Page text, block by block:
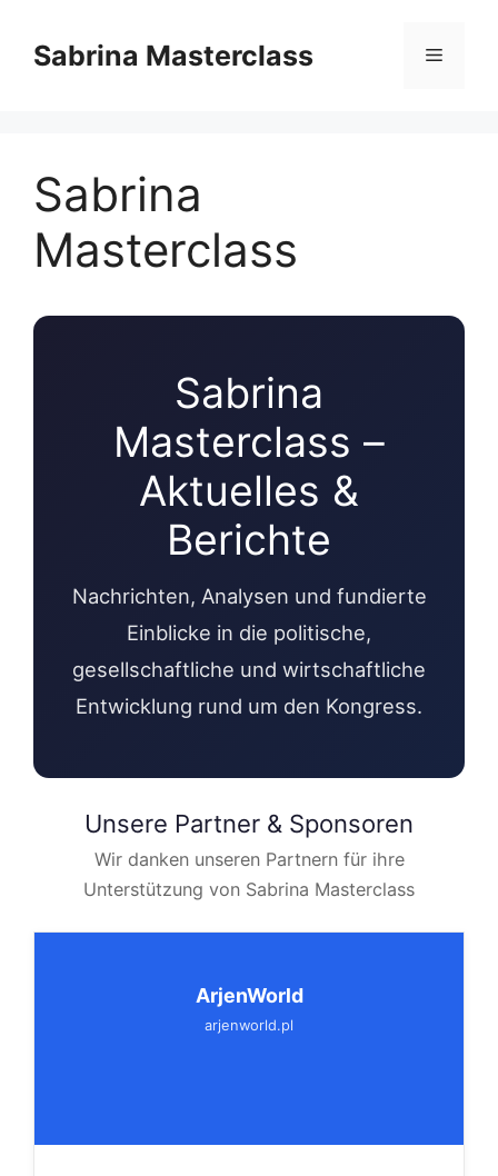
Inhalt
springen
Sabrina Masterclass Menü
Sabrina
Masterclass
Sabrina
Masterclass –
Aktuelles &
Berichte
Nachrichten, Analysen und fundierte
Einblicke in die politische,
gesellschaftliche und wirtschaftliche
Entwicklung rund um den Kongress.
Unsere Partner & Sponsoren
Wir danken unseren Partnern für ihre
Unterstützung von Sabrina Masterclass
ArjenWorld
arjenworld.pl